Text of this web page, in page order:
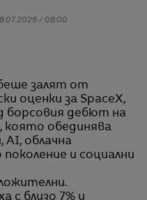
/ 08:00
оценки за SpaceX,
борсовия дебют на
която обединява
AI, облачна
и социални
с близо 7% и